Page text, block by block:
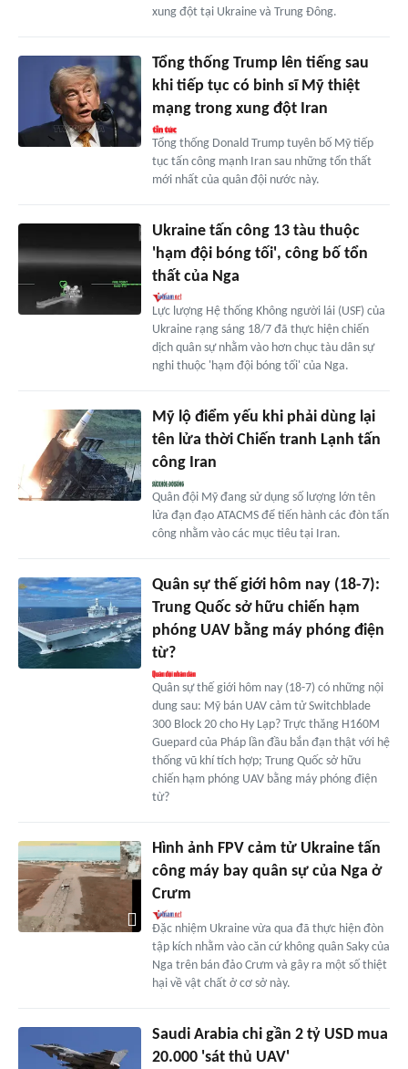
xung đột tại Ukraine và Trung Đông.
Tổng thống Trump lên tiếng sau
khi tiếp tục có binh sĩ Mỹ thiệt
mạng trong xung đột Iran
Tổng thống Donald Trump tuyên bố Mỹ tiếp
tục tấn công mạnh Iran sau những tổn thất
mới nhất của quân đội nước này.
Ukraine tấn công 13 tàu thuộc
'hạm đội bóng tối', công bố tổn
thất của Nga
Lực lượng Hệ thống Không người lái (USF) của
Ukraine rạng sáng 18/7 đã thực hiện chiến
dịch quân sự nhằm vào hơn chục tàu dân sự
nghi thuộc 'hạm đội bóng tối' của Nga.
Mỹ lộ điểm yếu khi phải dùng lại
tên lửa thời Chiến tranh Lạnh tấn
công Iran
Quân đội Mỹ đang sử dụng số lượng lớn tên
lửa đạn đạo ATACMS để tiến hành các đòn tấn
công nhằm vào các mục tiêu tại Iran.
Quân sự thế giới hôm nay (18-7):
Trung Quốc sở hữu chiến hạm
phóng UAV bằng máy phóng điện
từ?
Quân sự thế giới hôm nay (18-7) có những nội
dung sau: Mỹ bán UAV cảm tử Switchblade
300 Block 20 cho Hy Lạp? Trực thăng H160M
Guepard của Pháp lần đầu bắn đạn thật với hệ
thống vũ khí tích hợp; Trung Quốc sở hữu
chiến hạm phóng UAV bằng máy phóng điện
từ?
Hình ảnh FPV cảm tử Ukraine tấn
công máy bay quân sự của Nga ở
Crưm
Đặc nhiệm Ukraine vừa qua đã thực hiện đòn
tập kích nhằm vào căn cứ không quân Saky của
Nga trên bán đảo Crưm và gây ra một số thiệt
hại về vật chất ở cơ sở này.
Saudi Arabia chi gần 2 tỷ USD mua
20.000 'sát thủ UAV'